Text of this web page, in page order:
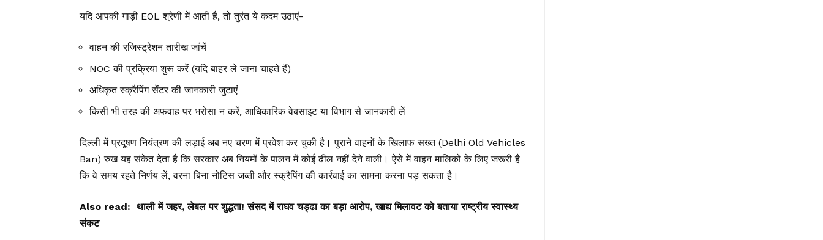
यदि आपकी गाड़ी EOL श्रेणी में आती है, तो तुरंत ये कदम उठाएं-
वाहन की रजिस्ट्रेशन तारीख जांचें
NOC की प्रक्रिया शुरू करें (यदि बाहर ले जाना चाहते हैं)
अधिकृत स्क्रैपिंग सेंटर की जानकारी जुटाएं
किसी भी तरह की अफवाह पर भरोसा न करें, आधिकारिक वेबसाइट या विभाग से जानकारी लें
दिल्ली में प्रदूषण नियंत्रण की लड़ाई अब नए चरण में प्रवेश कर चुकी है। पुराने वाहनों के खिलाफ सख्त (Delhi Old Vehicles
Ban) रुख यह संकेत देता है कि सरकार अब नियमों के पालन में कोई ढील नहीं देने वाली। ऐसे में वाहन मालिकों के लिए जरूरी है
कि वे समय रहते निर्णय लें, वरना बिना नोटिस जब्ती और स्क्रैपिंग की कार्रवाई का सामना करना पड़ सकता है।
Also read: थाली में जहर, लेबल पर शुद्धता! संसद में राघव चड्ढा का बड़ा आरोप, खाद्य मिलावट को बताया राष्ट्रीय स्वास्थ्य
संकट